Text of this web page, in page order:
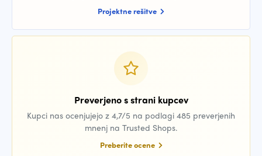
Projektne rešitve
Preverjeno s strani kupcev
Kupci nas ocenjujejo z 4,7/5 na podlagi 485 preverjenih
mnenj na Trusted Shops.
Preberite ocene